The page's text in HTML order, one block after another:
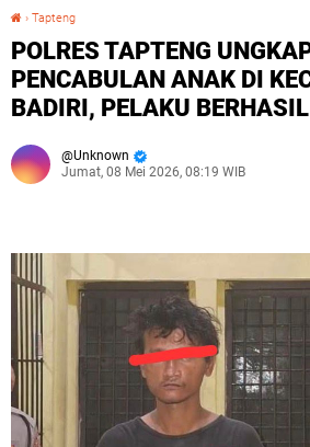
› Tapteng
POLRES TAPTENG
PENCABULAN ANAK DI
BADIRI, PELAKU
Unknown
Jumat, 08 Mei 2026, 08:19 WIB